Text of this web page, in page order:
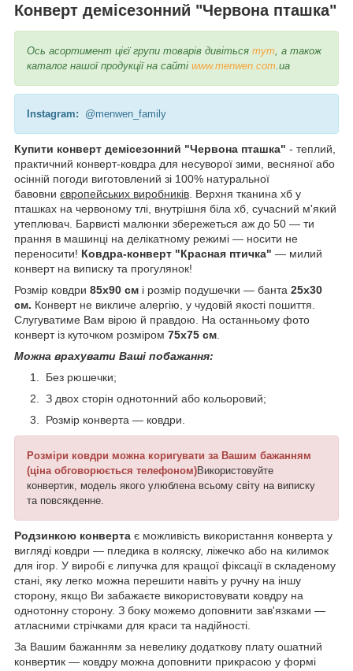
Конверт демісезонний "Червона пташка"
Ось асортимент цієї групи товарів дивіться тут, а також
каталог нашої продукції на сайті www.menwen.com.ua
Instagram: @menwen_family
Купити конверт демісезонний "Червона пташка" - теплий,
практичний конверт-ковдра для несуворої зими, весняної або
осінній погоди виготовлений зі 100% натуральної
бавовни європейських виробників. Верхня тканина хб у
пташках на червоному тлі, внутрішня біла хб, сучасний м'який
утеплювач. Барвисті малюнки збережеться аж до 50 — ти
прання в машинці на делікатному режимі — носити не
переносити! Ковдра-конверт "Красная птичка" — милий
конверт на виписку та прогулянок!
Розмір ковдри 85х90 см і розмір подушечки — банта 25х30
см. Конверт не викличе алергію, у чудовій якості пошиття.
Слугуватиме Вам вірою й правдою. На останньому фото
конверт із куточком розміром 75х75 см.
Можна врахувати Ваші побажання:
Без рюшечки;
З двох сторін однотонний або кольоровий;
Розмір конверта — ковдри.
Розміри ковдри можна коригувати за Вашим бажанням
(ціна обговорюється телефоном)Використовуйте
конвертик, модель якого улюблена всьому світу на виписку
та повсякденне.
Родзинкою конверта є можливість використання конверта у
вигляді ковдри — пледика в коляску, ліжечко або на килимок
для ігор. У виробі є липучка для кращої фіксації в складеному
стані, яку легко можна перешити навіть у ручну на іншу
сторону, якщо Ви забажаєте використовувати ковдру на
однотонну сторону. З боку можемо доповнити зав'язками —
атласними стрічками для краси та надійності.
За Вашим бажанням за невелику додаткову плату ошатний
конвертик — ковдру можна доповнити прикрасою у формі